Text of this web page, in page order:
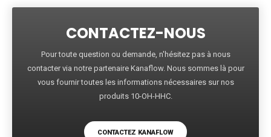
CONTACTEZ-NOUS
Pour toute question ou demande, n'hésitez pas à nous
contacter via notre partenaire Kanaflow. Nous sommes là pour
vous fournir toutes les informations nécessaires sur nos
produits 10-OH-HHC.
CONTACTEZ KANAFLOW